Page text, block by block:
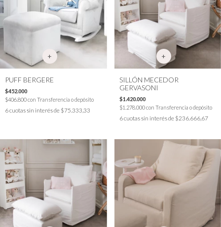
PUFF BERGERE
$452.000
$406.800con Transferencia o depósito
6cuotas sin interés de $75.333,33
SILLÓN MECEDOR
GERVASONI
$1.420.000
$1.278.000con Transferencia o depósito
6cuotas sin interés de $236.666,67